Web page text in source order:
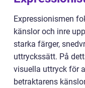
Expressionismen
känslor och inre
starka färger,
uttryckssätt. På
visuella uttryck för
betraktarens